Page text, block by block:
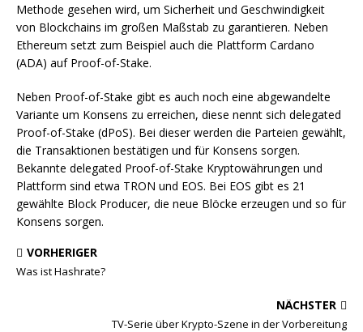
Methode gesehen wird, um Sicherheit und Geschwindigkeit
von Blockchains im großen Maßstab zu garantieren. Neben
Ethereum setzt zum Beispiel auch die Plattform Cardano
(ADA) auf Proof-of-Stake.
Neben Proof-of-Stake gibt es auch noch eine abgewandelte
Variante um Konsens zu erreichen, diese nennt sich delegated
Proof-of-Stake (dPoS). Bei dieser werden die Parteien gewählt,
die Transaktionen bestätigen und für Konsens sorgen.
Bekannte delegated Proof-of-Stake Kryptowährungen und
Plattform sind etwa TRON und EOS. Bei EOS gibt es 21
gewählte Block Producer, die neue Blöcke erzeugen und so für
Konsens sorgen.
VORHERIGER
Was ist Hashrate?
NÄCHSTER
TV-Serie über Krypto-Szene in der Vorbereitung